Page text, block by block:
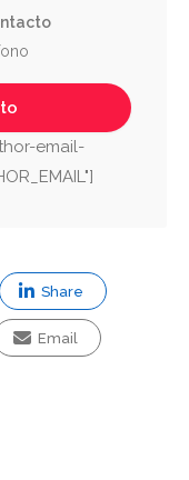
email-
Share
Email